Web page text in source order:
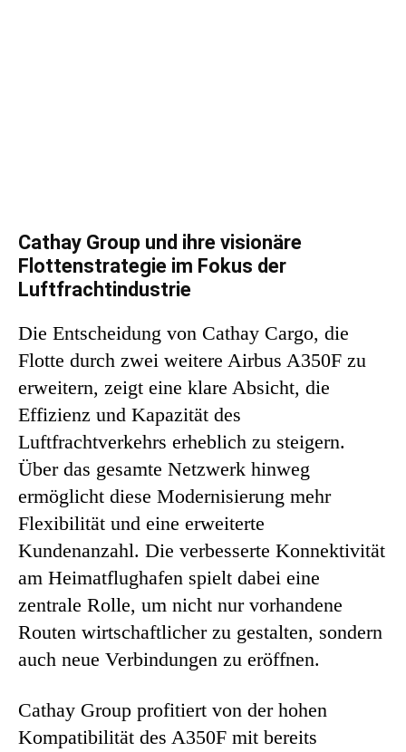
Cathay Group und ihre visionäre
Flottenstrategie im Fokus der
Luftfrachtindustrie
Die Entscheidung von Cathay Cargo, die
Flotte durch zwei weitere Airbus A350F zu
erweitern, zeigt eine klare Absicht, die
Effizienz und Kapazität des
Luftfrachtverkehrs erheblich zu steigern.
Über das gesamte Netzwerk hinweg
ermöglicht diese Modernisierung mehr
Flexibilität und eine erweiterte
Kundenanzahl. Die verbesserte Konnektivität
am Heimatflughafen spielt dabei eine
zentrale Rolle, um nicht nur vorhandene
Routen wirtschaftlicher zu gestalten, sondern
auch neue Verbindungen zu eröffnen.
Cathay Group profitiert von der hohen
Kompatibilität des A350F mit bereits